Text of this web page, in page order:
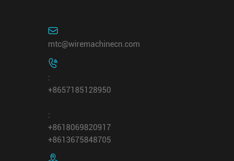

mtc@wiremachinecn.com

:
+8657185128950
:
+8618069820917
+8613675848705
